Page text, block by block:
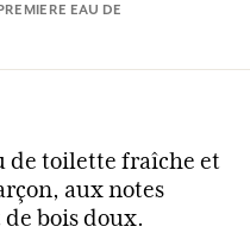
EAU DE
de toilette fraîche et
aux notes
de bois doux.